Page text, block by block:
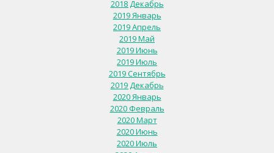
2018 Декабрь
2019 Январь
2019 Апрель
2019 Май
2019 Июнь
2019 Июль
2019 Сентябрь
2019 Декабрь
2020 Январь
2020 Февраль
2020 Март
2020 Июнь
2020 Июль